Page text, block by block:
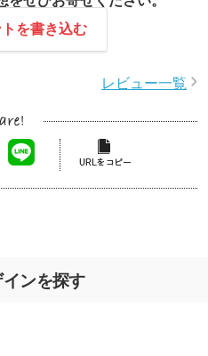
名入れ印刷）をご
をご共有いただい
のことで安心して
てまいりますの
ひご利用頂けます
この度
短納期
を書き込む
レビュー一覧
ンを探す